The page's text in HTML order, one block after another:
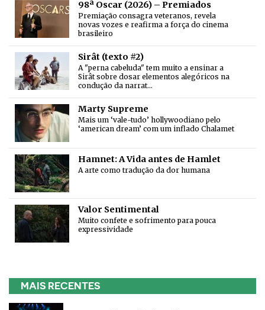
98ª Oscar (2026) – Premiados
Premiação consagra veteranos, revela
novas vozes e reafirma a força do cinema
brasileiro
Sirât (texto #2)
A "perna cabeluda" tem muito a ensinar a
Sirât sobre dosar elementos alegóricos na
condução da narrat…
Marty Supreme
Mais um ‘vale-tudo’ hollywoodiano pelo
‘american dream’ com um inflado Chalamet
Hamnet: A Vida antes de Hamlet
A arte como tradução da dor humana
Valor Sentimental
Muito confete e sofrimento para pouca
expressividade
MAIS RECENTES